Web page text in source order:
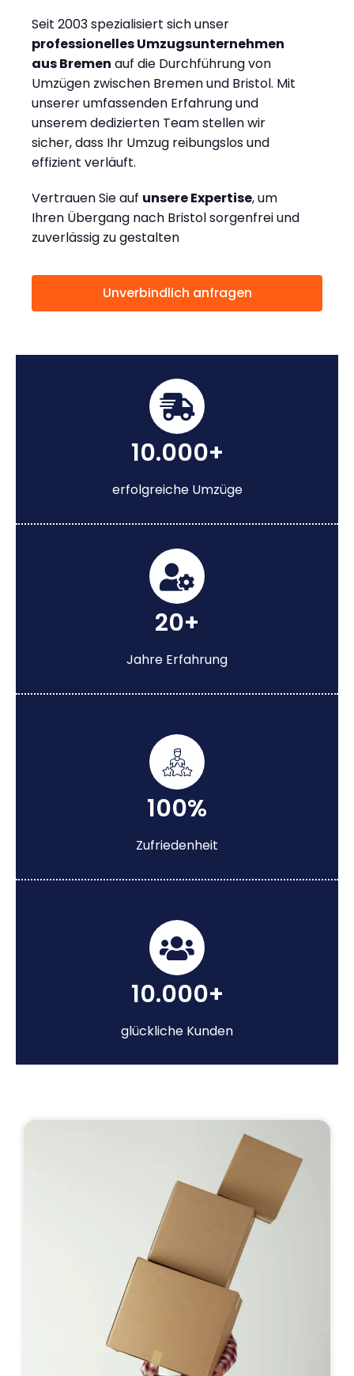
Seit 2003 spezialisiert sich unser
professionelles Umzugsunternehmen
aus Bremen auf die Durchführung von
Umzügen zwischen Bremen und Bristol. Mit
unserer umfassenden Erfahrung und
unserem dedizierten Team stellen wir
sicher, dass Ihr Umzug reibungslos und
effizient verläuft.
Vertrauen Sie auf unsere Expertise, um
Ihren Übergang nach Bristol sorgenfrei und
zuverlässig zu gestalten
Unverbindlich anfragen
10.000+
erfolgreiche Umzüge
20+
Jahre Erfahrung
100%
Zufriedenheit
10.000+
glückliche Kunden